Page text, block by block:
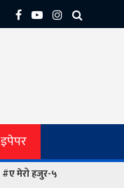
इपेपर
#ए मेरो हजुर-५